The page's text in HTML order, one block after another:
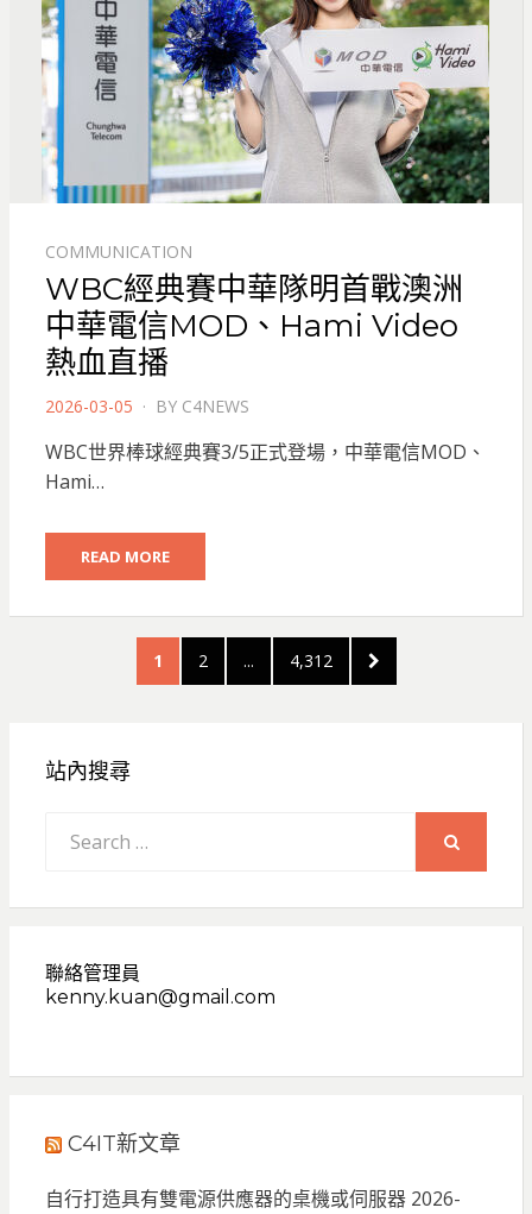
COMMUNICATION
WBC經典賽中華隊明首戰澳洲
中華電信MOD、Hami Video
熱血直播
POSTED
2026-03-05 BY C4NEWS
WBC世界棒球經典賽3/5正式登場，中華電信MOD、
Hami…
READ MORE
PAGE
1 PAGE
2 ... PAGE
4,312
NEXT
PAGE
站內搜尋
for:
聯絡管理員
kenny.kuan@gmail.com
C4IT新文章
自行打造具有雙電源供應器的桌機或伺服器 2026-